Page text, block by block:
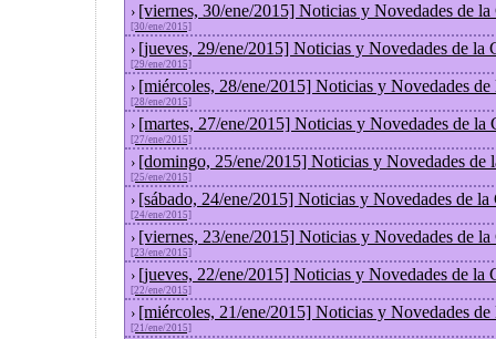
› [viernes, 30/ene/2015] Noticias y Novedades de
[30/ene/2015]
› [jueves, 29/ene/2015] Noticias y Novedades de la
[29/ene/2015]
› [miércoles, 28/ene/2015] Noticias y Novedades
[28/ene/2015]
› [martes, 27/ene/2015] Noticias y Novedades de la
[27/ene/2015]
› [domingo, 25/ene/2015] Noticias y Novedades de
[25/ene/2015]
› [sábado, 24/ene/2015] Noticias y Novedades de la
[24/ene/2015]
› [viernes, 23/ene/2015] Noticias y Novedades de
[23/ene/2015]
› [jueves, 22/ene/2015] Noticias y Novedades de la
[22/ene/2015]
› [miércoles, 21/ene/2015] Noticias y Novedades
[21/ene/2015]